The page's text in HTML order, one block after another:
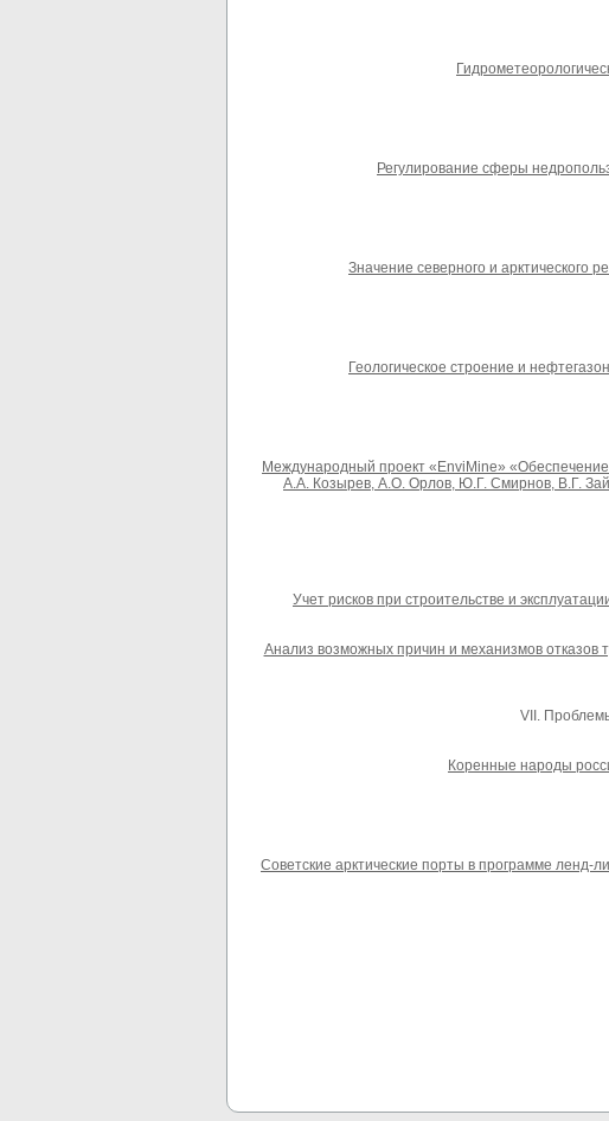
Регулирование сферы
Значение северного и арктического
Геологическое строение и
Международный проект «EnviMine» «Обеспечение
А.А. Козырев, А.О. Орлов, Ю.Г. Смирнов, В.Г.
Учет рисков при строительстве и
Анализ возможных причин и механизмов
VII.
Коренные народы
Советские арктические порты в программе